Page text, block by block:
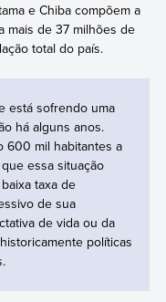
e Chiba compõem a
mais de 37 milhões de
total do país.
está sofrendo uma
há alguns anos.
600 mil habitantes a
essa situação
taxa de
de sua
de vida ou da
políticas